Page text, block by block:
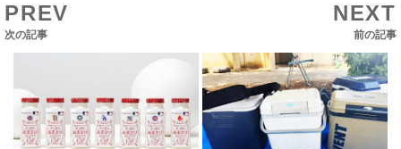
PREV
次の記事
NEXT
前の記事